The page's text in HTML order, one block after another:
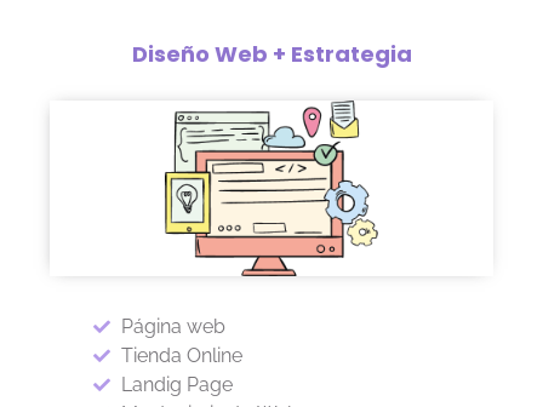
Diseño Web + Estrategia
Página web
Tienda Online
Landig Page